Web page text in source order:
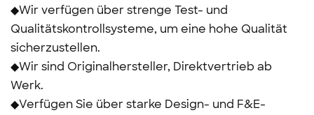
◆Wir verfügen über strenge Test- und
Qualitätskontrollsysteme, um eine hohe Qualität
sicherzustellen.
◆Wir sind Originalhersteller, Direktvertrieb ab
Werk.
◆Verfügen Sie über starke Design- und F&E-